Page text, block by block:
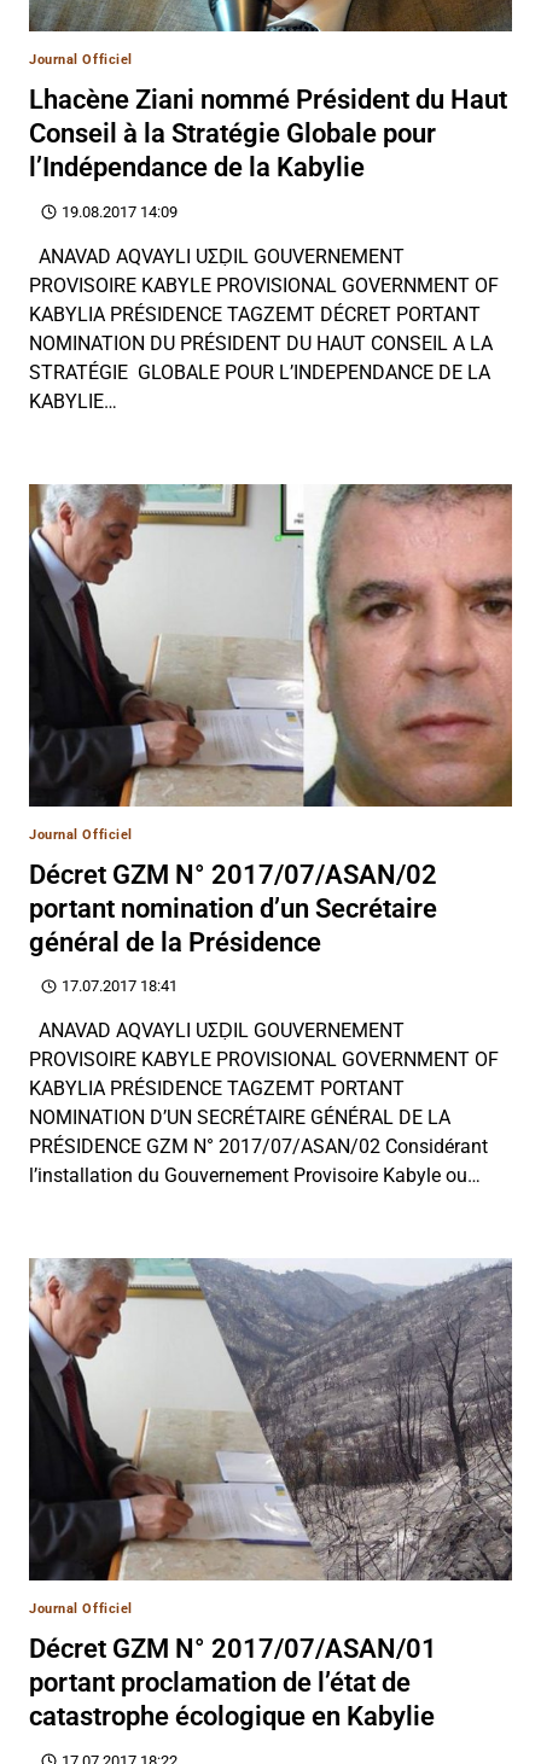
Journal Officiel
Lhacène Ziani nommé Président du Haut
Conseil à la Stratégie Globale pour
l’Indépendance de la Kabylie
19.08.2017 14:09
ANAVAD AQVAYLI UΣḌIL GOUVERNEMENT
PROVISOIRE KABYLE PROVISIONAL GOVERNMENT OF
KABYLIA PRÉSIDENCE TAGZEMT DÉCRET PORTANT
NOMINATION DU PRÉSIDENT DU HAUT CONSEIL A LA
STRATÉGIE GLOBALE POUR L’INDEPENDANCE DE LA
KABYLIE…
Journal Officiel
Décret GZM N° 2017/07/ASAN/02
portant nomination d’un Secrétaire
général de la Présidence
17.07.2017 18:41
ANAVAD AQVAYLI UΣḌIL GOUVERNEMENT
PROVISOIRE KABYLE PROVISIONAL GOVERNMENT OF
KABYLIA PRÉSIDENCE TAGZEMT PORTANT
NOMINATION D’UN SECRÉTAIRE GÉNÉRAL DE LA
PRÉSIDENCE GZM N° 2017/07/ASAN/02 Considérant
l’installation du Gouvernement Provisoire Kabyle ou…
Journal Officiel
Décret GZM N° 2017/07/ASAN/01
portant proclamation de l’état de
catastrophe écologique en Kabylie